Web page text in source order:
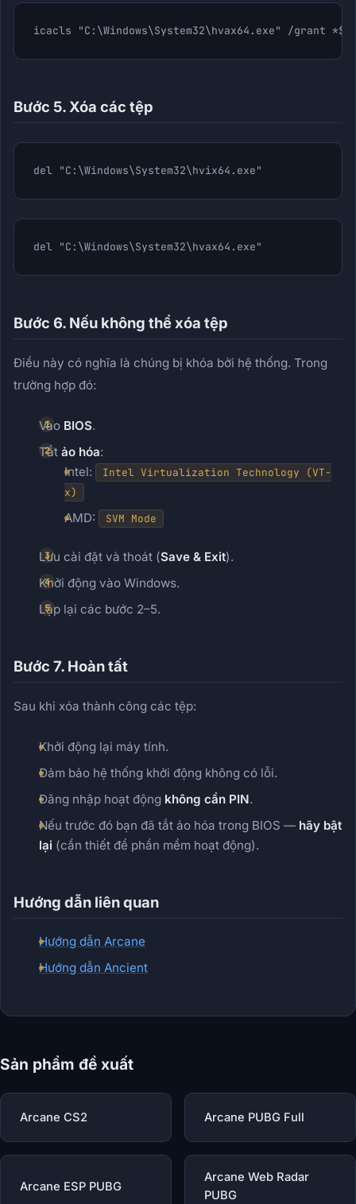
icacls "C:\Windows\System32\hvax64.exe" /grant
Bước 5. Xóa các tệp
del "C:\Windows\System32\hvix64.exe"
del "C:\Windows\System32\hvax64.exe"
Bước 6. Nếu không thể xóa tệp
Điều này có nghĩa là chúng bị khóa bởi hệ thống. Trong
trường hợp đó:
Vào BIOS.
Tắt ảo hóa:
Intel:
Intel Virtualization Technology (VT-
x)
AMD: SVM Mode
Lưu cài đặt và thoát (Save & Exit).
Khởi động vào Windows.
Lặp lại các bước 2–5.
Bước 7. Hoàn tất
Sau khi xóa thành công các tệp:
Khởi động lại máy tính.
Đảm bảo hệ thống khởi động không có lỗi.
Đăng nhập hoạt động không cần PIN.
Nếu trước đó bạn đã tắt ảo hóa trong BIOS — hãy bật
lại (cần thiết để phần mềm hoạt động).
Hướng dẫn liên quan
Hướng dẫn Arcane
Hướng dẫn Ancient
Sản phẩm đề xuất
Arcane CS2 Arcane PUBG Full
Arcane ESP PUBG
Arcane Web Radar
PUBG